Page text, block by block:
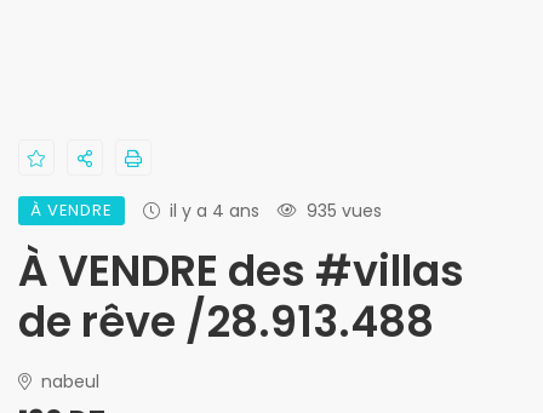
À VENDRE il y a 4 ans 935 vues
À VENDRE des #villas
de rêve /28.913.488
nabeul